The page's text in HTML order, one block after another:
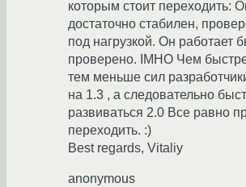
которым стоит переходить:
достаточно стабилен,
под нагрузкой. Он работает
проверено. IMHO Чем
тем меньше сил
на 1.3 , а следовательно
развиваться 2.0 Все равно
переходить. :)
Best regards, Vitaliy
anonymous